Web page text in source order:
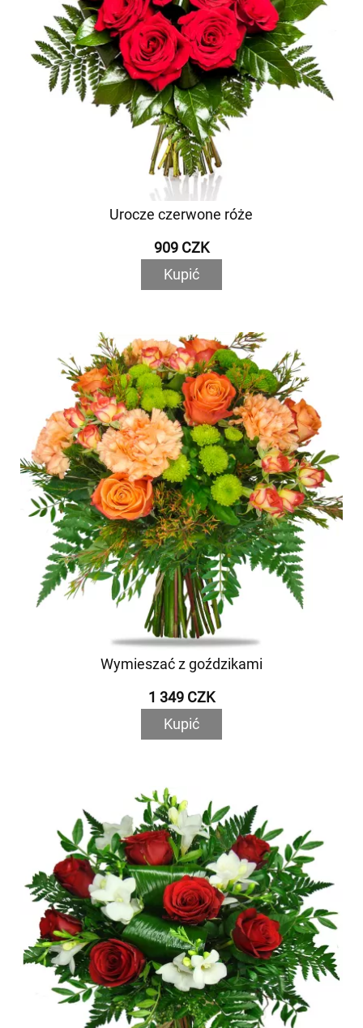
Urocze czerwone róże
909 CZK
Kupić
Wymieszać z goździkami
1 349 CZK
Kupić